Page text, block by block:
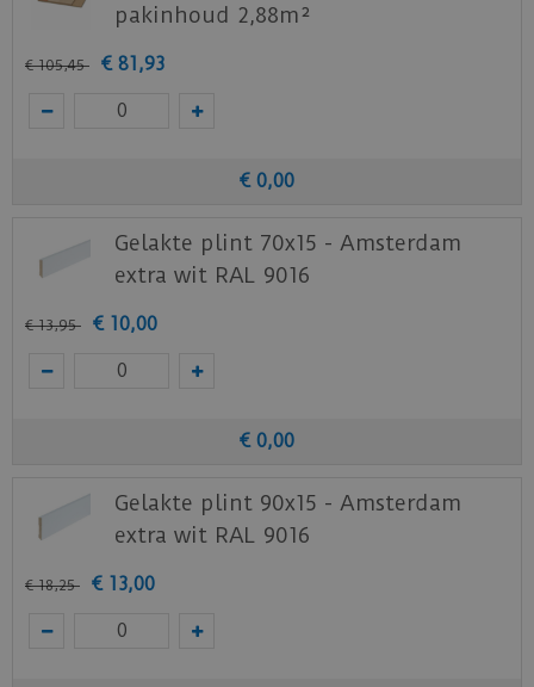
geïntegreerde ondervloerdie in staat is om
overbruggen.
Download
de leg- en onderhoudsinstructie.
de acclimatiseer instructie.
Ambiant PVC vloeren.
Staal aanvragen
Benieuwd hoe deze nieuwe vloer eruit ziet bij je
nieuwe of huidige meubels? Vraag dan
pakinhoud 2,88m²
€ 105,45 € 81,93
€ 0,00
Gelakte plint 70x15 - Amsterdam
extra wit RAL 9016
€ 13,95 € 10,00
€ 0,00
Gelakte plint 90x15 - Amsterdam
extra wit RAL 9016
€ 18,25 € 13,00